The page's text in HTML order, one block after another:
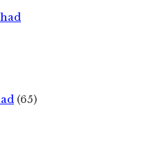
(65)